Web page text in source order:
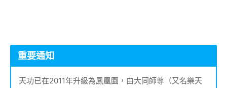
重要通知
天功已在2011年升級為鳳凰園，由大同師尊（又名樂天